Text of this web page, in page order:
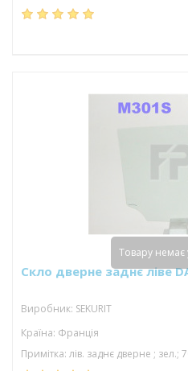
Скло дверне заднє ліве
Виробник: SEKURIT
Країна: Франція
Примітка: лів. заднє дверне ; зел.;
Товару немає